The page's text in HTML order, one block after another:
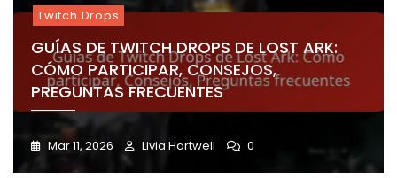
Twitch Drops
GUÍAS DE TWITCH DROPS DE LOST ARK:
CÓMO PARTICIPAR, CONSEJOS,
PREGUNTAS FRECUENTES
Mar 11, 2026 Livia Hartwell 0